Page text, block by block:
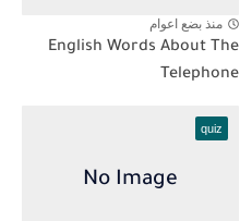
منذ بضع اعوام
English Words About The
Telephone
quiz